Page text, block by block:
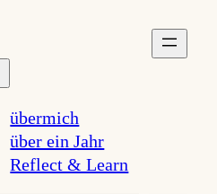
übermich
über ein Jahr
Reflect & Learn